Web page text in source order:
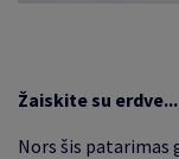
Žaiskite su erdve...
Nors šis patarimas